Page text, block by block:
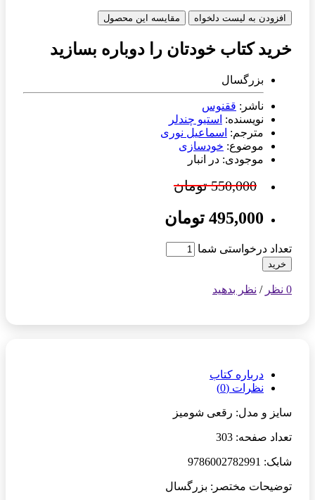
افزودن به لیست دلخواه مقایسه این محصول
خرید کتاب خودتان را دوباره بسازید
بزرگسال
ناشر: ققنوس
نویسنده: استیو چندلر
مترجم: اسماعیل نوری
موضوع: خودسازی
موجودی: در انبار
550,000 تومان
495,000 تومان
تعداد درخواستی شما
خرید
0 نظر / نظر بدهید
درباره کتاب
نظرات (0)
سایز و مدل: رقعی شومیز
تعداد صفحه: 303
شابک: 9786002782991
توضیحات مختصر: بزرگسال